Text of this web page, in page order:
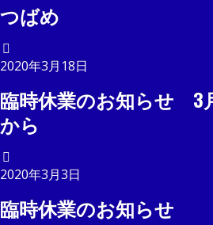
つばめ
2020年3月18日
臨時休業のお知らせ 3
から
2020年3月3日
臨時休業のお知らせ